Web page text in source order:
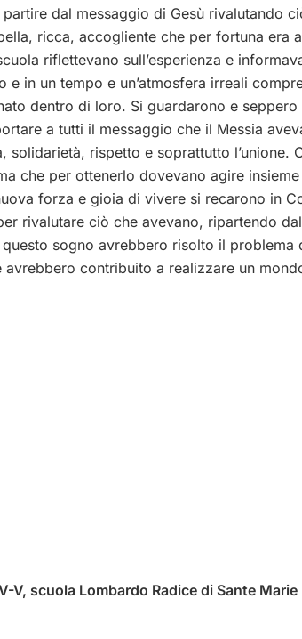
dal messaggio di Gesù rivalutando
ricca, accogliente che per fortuna era
riflettevano sull’esperienza e
e in un tempo e un’atmosfera irreali
dentro di loro. Si guardarono e
a tutti il messaggio che il Messia
solidarietà, rispetto e soprattutto l’unione.
che per ottenerlo dovevano agire
forza e gioia di vivere si recarono in
rivalutare ciò che avevano, ripartendo
sogno avrebbero risolto il
avrebbero contribuito a realizzare un
V, scuola Lombardo Radice di Sante Marie